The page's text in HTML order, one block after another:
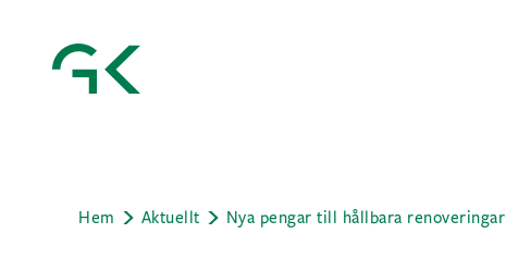
Hem Aktuellt Nya pengar till hållbara renoveringar